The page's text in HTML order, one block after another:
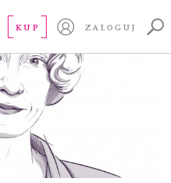
KUP ZALOGUJ